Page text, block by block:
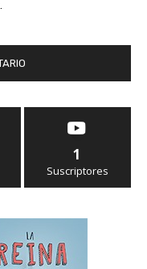
1
Suscriptores